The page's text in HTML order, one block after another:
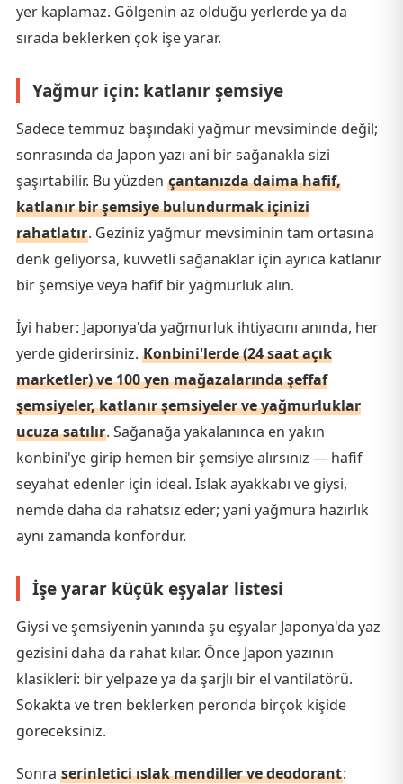
yer kaplamaz. Gölgenin az olduğu yerlerde ya da
sırada beklerken çok işe yarar.
Yağmur için: katlanır şemsiye
Sadece temmuz başındaki yağmur mevsiminde değil;
sonrasında da Japon yazı ani bir sağanakla sizi
şaşırtabilir. Bu yüzden çantanızda daima hafif,
katlanır bir şemsiye bulundurmak içinizi
rahatlatır. Geziniz yağmur mevsiminin tam ortasına
denk geliyorsa, kuvvetli sağanaklar için ayrıca katlanır
bir şemsiye veya hafif bir yağmurluk alın.
İyi haber: Japonya'da yağmurluk ihtiyacını anında, her
yerde giderirsiniz. Konbini'lerde (24 saat açık
marketler) ve 100 yen mağazalarında şeffaf
şemsiyeler, katlanır şemsiyeler ve yağmurluklar
ucuza satılır. Sağanağa yakalanınca en yakın
konbini'ye girip hemen bir şemsiye alırsınız — hafif
seyahat edenler için ideal. Islak ayakkabı ve giysi,
nemde daha da rahatsız eder; yani yağmura hazırlık
aynı zamanda konfordur.
İşe yarar küçük eşyalar listesi
Giysi ve şemsiyenin yanında şu eşyalar Japonya'da yaz
gezisini daha da rahat kılar. Önce Japon yazının
klasikleri: bir yelpaze ya da şarjlı bir el vantilatörü.
Sokakta ve tren beklerken peronda birçok kişide
göreceksiniz.
Sonra serinletici ıslak mendiller ve deodorant: